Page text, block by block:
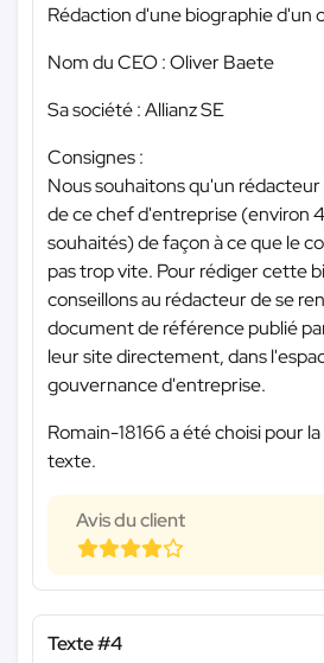
Rédaction d'une biographie d'un
Nom du CEO : Oliver Baete
Sa société : Allianz SE
Consignes :
Nous souhaitons qu'un rédacteur
de ce chef d'entreprise (environ
souhaités) de façon à ce que le
pas trop vite. Pour rédiger cette
conseillons au rédacteur de se
document de référence publié
leur site directement, dans
gouvernance d'entreprise.
Romain-18166 a été choisi pour
texte.
Avis du client
Texte #4